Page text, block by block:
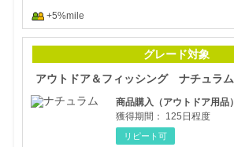
+5%mile
グレード対象
アウトドア＆フィッシング ナチュラム
商品購入（アウトドア用品）
獲得期間：
125日程度
リピート可